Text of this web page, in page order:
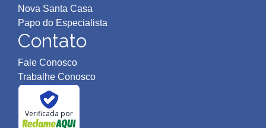
Nova Santa Casa
Papo do Especialista
Contato
Fale Conosco
Trabalhe Conosco
Verificada por